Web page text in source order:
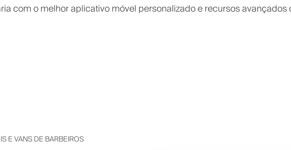
com o melhor aplicativo móvel personalizado e recursos avançados
E VANS DE BARBEIROS